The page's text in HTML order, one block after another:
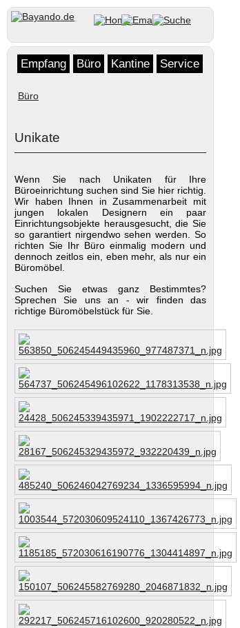
Empfang Büro Kantine Service
Büro
Unikate
Wenn Sie nach Unikaten für Ihre
Büroeinrichtung suchen sind Sie hier richtig.
Wir haben Ihnen in Zusammenarbeit mit
jungen lokalen Designern ein paar
Einrichtungsobjekte herausgesucht, die Sie
so garantiert nirgendwo sehen werden. So
richten Sie Ihr Büro einmalig modern und
dennoch zeitlos ein, eben mehr, als nur ein
Büromöbel.
Suchen Sie etwas ganz Bestimmtes?
Sprechen Sie uns an - wir finden das
richtige Büromöbelstück für Sie.